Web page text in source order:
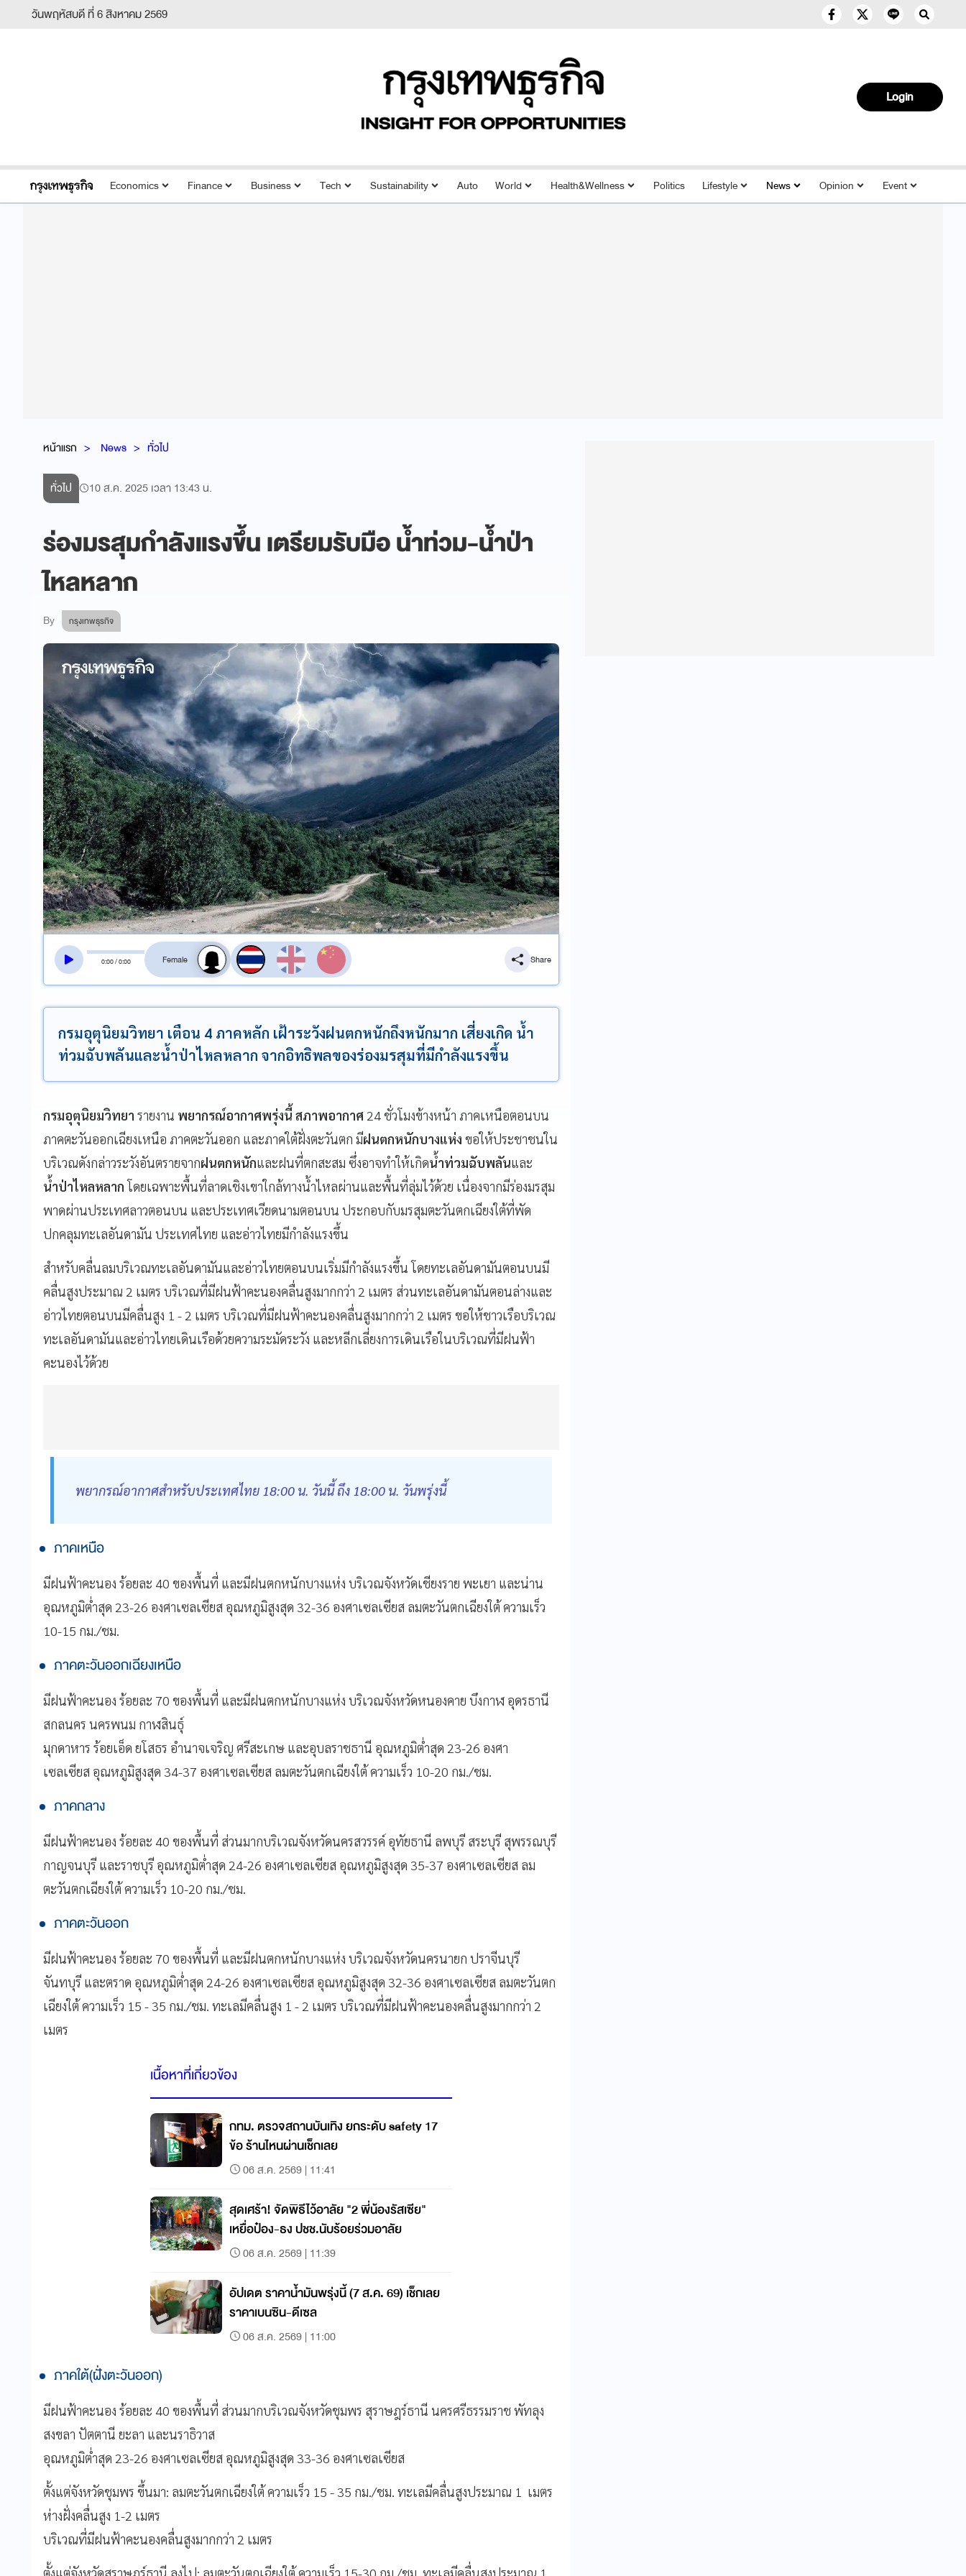
วันพฤหัสบดี ที่ 6 สิงหาคม 2569
Login
Economics Finance Business Tech Sustainability Auto World Health&Wellness Politics Lifestyle News Opinion Event
หน้าแรก News ทั่วไป
ทั่วไป 10 ส.ค. 2025 เวลา 13:43 น.
ร่องมรสุมกำลังแรงขึ้น เตรียมรับมือ น้ำท่วม-น้ำป่า
ไหลหลาก
By กรุงเทพธุรกิจ
0:00/0:00
สลับเสียงอ่าน
Share
กรมอุตุนิยมวิทยา เตือน 4 ภาคหลัก เฝ้าระวังฝนตกหนักถึงหนักมาก เสี่ยงเกิด น้ำ
ท่วมฉับพลันและน้ำป่าไหลหลาก จากอิทธิพลของร่องมรสุมที่มีกำลังแรงขึ้น
กรมอุตุนิยมวิทยา รายงาน พยากรณ์อากาศพรุ่งนี้ สภาพอากาศ 24 ชั่วโมงข้างหน้า ภาคเหนือตอนบน
ภาคตะวันออกเฉียงเหนือ ภาคตะวันออก และภาคใต้ฝั่งตะวันตก มีฝนตกหนักบางแห่ง ขอให้ประชาชนใน
บริเวณดังกล่าวระวังอันตรายจากฝนตกหนักและฝนที่ตกสะสม ซึ่งอาจทำให้เกิดน้ำท่วมฉับพลันและ
น้ำป่าไหลหลากโดยเฉพาะพื้นที่ลาดเชิงเขาใกล้ทางน้ำไหลผ่านและพื้นที่ลุ่มไว้ด้วย เนื่องจากมีร่องมรสุม
พาดผ่านประเทศลาวตอนบน และประเทศเวียดนามตอนบน ประกอบกับมรสุมตะวันตกเฉียงใต้ที่พัด
ปกคลุมทะเลอันดามัน ประเทศไทย และอ่าวไทยมีกำลังแรงขึ้น
สำหรับคลื่นลมบริเวณทะเลอันดามันและอ่าวไทยตอนบนเริ่มมีกำลังแรงขึ้น โดยทะเลอันดามันตอนบนมี
คลื่นสูงประมาณ 2 เมตร บริเวณที่มีฝนฟ้าคะนองคลื่นสูงมากกว่า 2 เมตร ส่วนทะเลอันดามันตอนล่างและ
อ่าวไทยตอนบนมีคลื่นสูง 1 - 2 เมตร บริเวณที่มีฝนฟ้าคะนองคลื่นสูงมากกว่า 2 เมตร ขอให้ชาวเรือบริเวณ
ทะเลอันดามันและอ่าวไทยเดินเรือด้วยความระมัดระวัง และหลีกเลี่ยงการเดินเรือในบริเวณที่มีฝนฟ้า
คะนองไว้ด้วย
พยากรณ์อากาศสำหรับประเทศไทย 18:00 น. วันนี้ ถึง 18:00 น. วันพรุ่งนี้
ภาคเหนือ
มีฝนฟ้าคะนอง ร้อยละ 40 ของพื้นที่ และมีฝนตกหนักบางแห่ง บริเวณจังหวัดเชียงราย พะเยา และน่าน
อุณหภูมิต่ำสุด 23-26 องศาเซลเซียส อุณหภูมิสูงสุด 32-36 องศาเซลเซียส ลมตะวันตกเฉียงใต้ ความเร็ว
10-15 กม./ชม.
ภาคตะวันออกเฉียงเหนือ
มีฝนฟ้าคะนอง ร้อยละ 70 ของพื้นที่ และมีฝนตกหนักบางแห่ง บริเวณจังหวัดหนองคาย บึงกาฬ อุดรธานี
สกลนคร นครพนม กาฬสินธุ์
มุกดาหาร ร้อยเอ็ด ยโสธร อำนาจเจริญ ศรีสะเกษ และอุบลราชธานี อุณหภูมิต่ำสุด 23-26 องศา
เซลเซียส อุณหภูมิสูงสุด 34-37 องศาเซลเซียส ลมตะวันตกเฉียงใต้ ความเร็ว 10-20 กม./ชม.
ภาคกลาง
มีฝนฟ้าคะนอง ร้อยละ 40 ของพื้นที่ ส่วนมากบริเวณจังหวัดนครสวรรค์ อุทัยธานี ลพบุรี สระบุรี สุพรรณบุรี
กาญจนบุรี และราชบุรี อุณหภูมิต่ำสุด 24-26 องศาเซลเซียส อุณหภูมิสูงสุด 35-37 องศาเซลเซียส ลม
ตะวันตกเฉียงใต้ ความเร็ว 10-20 กม./ชม.
ภาคตะวันออก
มีฝนฟ้าคะนอง ร้อยละ 70 ของพื้นที่ และมีฝนตกหนักบางแห่ง บริเวณจังหวัดนครนายก ปราจีนบุรี
จันทบุรี และตราด อุณหภูมิต่ำสุด 24-26 องศาเซลเซียส อุณหภูมิสูงสุด 32-36 องศาเซลเซียส ลมตะวันตก
เฉียงใต้ ความเร็ว 15 - 35 กม./ชม. ทะเลมีคลื่นสูง 1 - 2 เมตร บริเวณที่มีฝนฟ้าคะนองคลื่นสูงมากกว่า 2
เมตร
เนื้อหาที่เกี่ยวข้อง
กทม. ตรวจสถานบันเทิง ยกระดับ safety 17
ข้อ ร้านไหนผ่านเช็กเลย
06 ส.ค. 2569 | 11:41
สุดเศร้า! จัดพิธีไว้อาลัย "2 พี่น้องรัสเซีย"
เหยื่อป๋อง-ธง ปชช.นับร้อยร่วมอาลัย
06 ส.ค. 2569 | 11:39
อัปเดต ราคาน้ำมันพรุ่งนี้ (7 ส.ค. 69) เช็กเลย
ราคาเบนซิน-ดีเซล
06 ส.ค. 2569 | 11:00
ภาคใต้(ฝั่งตะวันออก)
มีฝนฟ้าคะนอง ร้อยละ 40 ของพื้นที่ ส่วนมากบริเวณจังหวัดชุมพร สุราษฎร์ธานี นครศรีธรรมราช พัทลุง
สงขลา ปัตตานี ยะลา และนราธิวาส
อุณหภูมิต่ำสุด 23-26 องศาเซลเซียส อุณหภูมิสูงสุด 33-36 องศาเซลเซียส
ตั้งแต่จังหวัดชุมพร ขึ้นมา: ลมตะวันตกเฉียงใต้ ความเร็ว 15 - 35 กม./ชม. ทะเลมีคลื่นสูงประมาณ 1 เมตร
ห่างฝั่งคลื่นสูง 1-2 เมตร
บริเวณที่มีฝนฟ้าคะนองคลื่นสูงมากกว่า 2 เมตร
ตั้งแต่จังหวัดสุราษฎร์ธานี ลงไป: ลมตะวันตกเฉียงใต้ ความเร็ว 15-30 กม./ชม. ทะเลมีคลื่นสูงประมาณ 1